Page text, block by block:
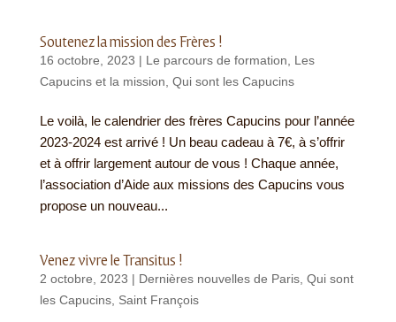
Soutenez la mission des Frères !
16 octobre, 2023 | Le parcours de formation
Les
Capucins et la mission Qui sont les Capucins
Le voilà, le calendrier des frères Capucins pour l’année
2023-2024 est arrivé ! Un beau cadeau à 7€, à s’offrir
et à offrir largement autour de vous ! Chaque année,
l’association d’Aide aux missions des Capucins vous
propose un nouveau...
Venez vivre le Transitus !
2 octobre, 2023 | Dernières nouvelles de Paris, Qui sont
les Capucins, Saint François